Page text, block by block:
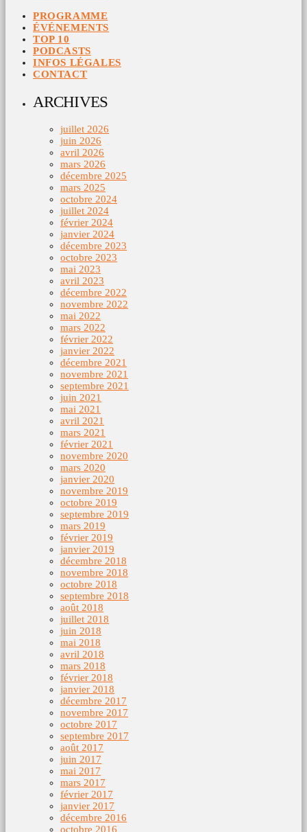
PROGRAMME
ÉVÉNEMENTS
TOP 10
PODCASTS
INFOS LÉGALES
CONTACT
ARCHIVES
juillet 2026
juin 2026
avril 2026
mars 2026
décembre 2025
mars 2025
octobre 2024
juillet 2024
février 2024
janvier 2024
décembre 2023
octobre 2023
mai 2023
avril 2023
décembre 2022
novembre 2022
mai 2022
mars 2022
février 2022
janvier 2022
décembre 2021
novembre 2021
septembre 2021
juin 2021
mai 2021
avril 2021
mars 2021
février 2021
novembre 2020
mars 2020
janvier 2020
novembre 2019
octobre 2019
septembre 2019
mars 2019
février 2019
janvier 2019
décembre 2018
novembre 2018
octobre 2018
septembre 2018
août 2018
juillet 2018
juin 2018
mai 2018
avril 2018
mars 2018
février 2018
janvier 2018
décembre 2017
novembre 2017
octobre 2017
septembre 2017
août 2017
juin 2017
mai 2017
mars 2017
février 2017
janvier 2017
décembre 2016
octobre 2016